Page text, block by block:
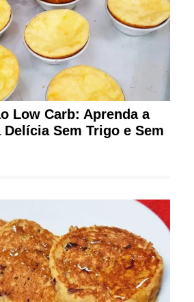
Low Carb: Aprenda a
Delícia Sem Trigo e Sem